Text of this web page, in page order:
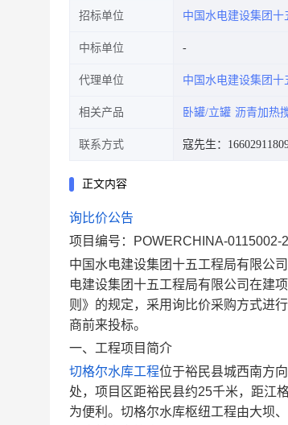
招标单位 中国水电建设集团十
中标单位
代理单位 中国水电建设集团十
相关产品 卧罐/立罐 沥青加热
联系方式 寇先生：
正文内容
询比价公告
项目编号：POWERCHINA-0115002-
中国水电建设集团十五工程局有限公
电建设集团十五工程局有限公司在建
则》的规定，采用询比价采购方式进
商前来投标。
一、工程项目简介
切格尔水库工程位于裕民县城西南方
处，项目区距裕民县约25千米，距江
为便利。切格尔水库枢纽工程由大坝